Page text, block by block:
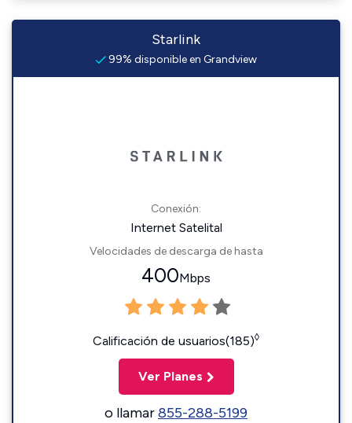
Starlink
99% disponible en Grandview
Conexión:
Internet Satelital
Velocidades de descarga de hasta
400Mbps
Calificación de usuarios(185)◊
Ver Planes
o llamar855-288-5199